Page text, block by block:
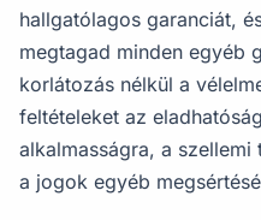
hallgatólagos garanciát,
megtagad minden egyéb
korlátozás nélkül a
feltételeket az
alkalmasságra, a
a jogok egyéb